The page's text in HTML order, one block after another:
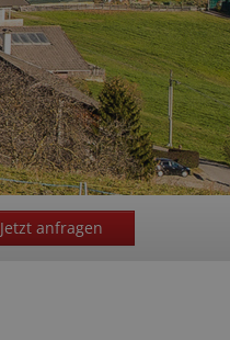
Jetzt anfragen